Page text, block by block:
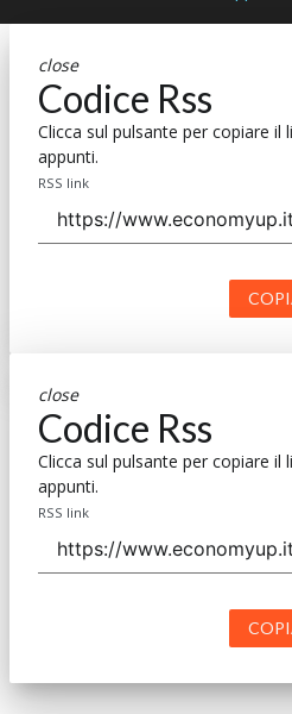
close
Codice Rss
Clicca sul pulsante per copiare il
appunti.
RSS link
close
Codice Rss
Clicca sul pulsante per copiare il
appunti.
RSS link